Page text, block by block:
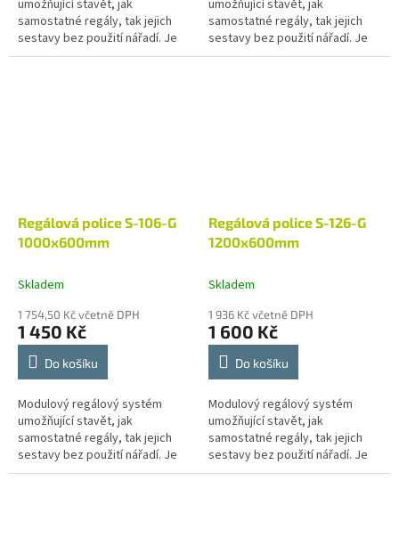
umožňující stavět, jak
samostatné regály, tak jejich
sestavy bez použití nářadí. Je
vhodný pro skladové zázemí
umožňující stavět, jak
samostatné regály, tak jejich
sestavy bez použití nářadí. Je
vhodný pro skladové zázemí
Regálová police S-106-G
1000x600mm
Skladem
1 754,50 Kč včetně DPH
1 450 Kč
Do košíku
Modulový regálový systém
umožňující stavět, jak
samostatné regály, tak jejich
sestavy bez použití nářadí. Je
vhodný pro skladové zázemí
Regálová police S-126-G
1200x600mm
Skladem
1 936 Kč včetně DPH
1 600 Kč
Do košíku
Modulový regálový systém
umožňující stavět, jak
samostatné regály, tak jejich
sestavy bez použití nářadí. Je
vhodný pro skladové zázemí